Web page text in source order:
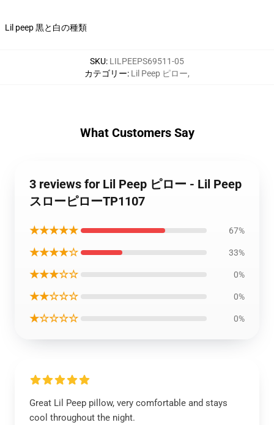
Lil peep 黒と白の種類
SKU: LILPEEPS69511-05
カテゴリー: Lil Peep ピロー,
What Customers Say
3 reviews for Lil Peep ピロー - Lil Peep
スローピローTP1107
★★★★★ 67%
★★★★☆ 33%
★★★☆☆ 0%
★★☆☆☆ 0%
★☆☆☆☆ 0%
Great Lil Peep pillow, very comfortable and stays
cool throughout the night.